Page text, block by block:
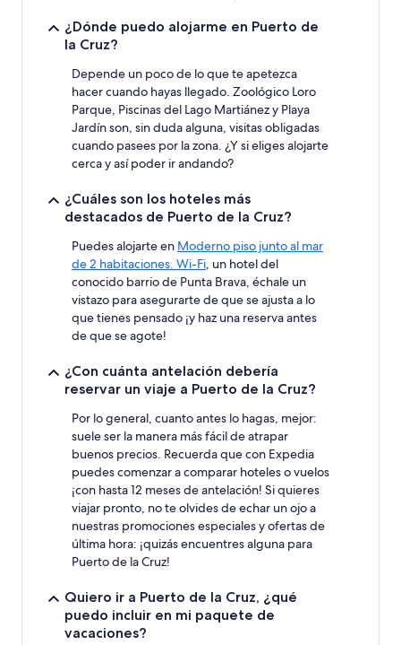
¿Dónde puedo alojarme en Puerto de
la Cruz?
Depende un poco de lo que te apetezca
hacer cuando hayas llegado. Zoológico Loro
Parque, Piscinas del Lago Martiánez y Playa
Jardín son, sin duda alguna, visitas obligadas
cuando pasees por la zona. ¿Y si eliges alojarte
cerca y así poder ir andando?
¿Cuáles son los hoteles más
destacados de Puerto de la Cruz?
Puedes alojarte en Moderno piso junto al mar
de 2 habitaciones. Wi-Fi, un hotel del
conocido barrio de Punta Brava, échale un
vistazo para asegurarte de que se ajusta a lo
que tienes pensado ¡y haz una reserva antes
de que se agote!
¿Con cuánta antelación debería
reservar un viaje a Puerto de la Cruz?
Por lo general, cuanto antes lo hagas, mejor:
suele ser la manera más fácil de atrapar
buenos precios. Recuerda que con Expedia
puedes comenzar a comparar hoteles o vuelos
¡con hasta 12 meses de antelación! Si quieres
viajar pronto, no te olvides de echar un ojo a
nuestras promociones especiales y ofertas de
última hora: ¡quizás encuentres alguna para
Puerto de la Cruz!
Quiero ir a Puerto de la Cruz, ¿qué
puedo incluir en mi paquete de
vacaciones?